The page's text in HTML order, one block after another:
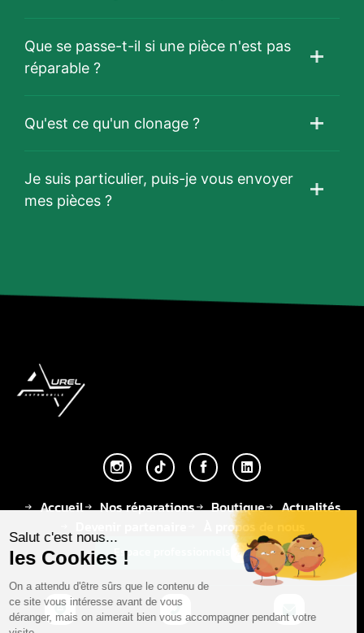
Que se passe-t-il si une pièce n'est pas
réparable ?
Qu'est ce qu'un clonage ?
Je suis particulier, puis-je vous envoyer
mes pièces ?
Accueil Nos réparations Boutique
Actualités
À propos de nous
Espace professionnels